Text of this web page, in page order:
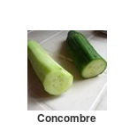
Concombre